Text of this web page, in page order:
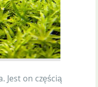
Jest on częścią